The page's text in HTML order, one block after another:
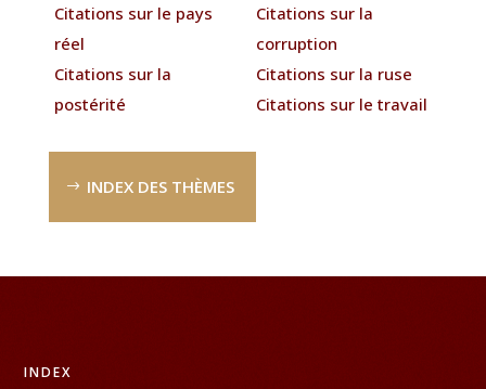
Citations sur le pays
réel
Citations sur la
postérité
Citations sur la
corruption
Citations sur la ruse
Citations sur le travail
INDEX DES THÈMES
INDEX